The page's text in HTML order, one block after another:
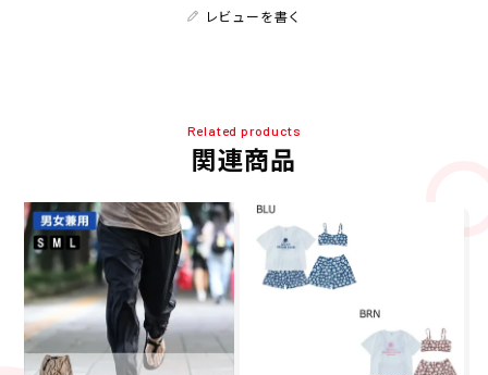
レビューを書く
Related products
関連商品